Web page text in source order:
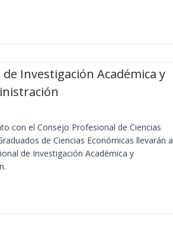
de Investigación Académica y
con el Consejo Profesional de Ciencias
de Ciencias Económicas llevarán a
de Investigación Académica y